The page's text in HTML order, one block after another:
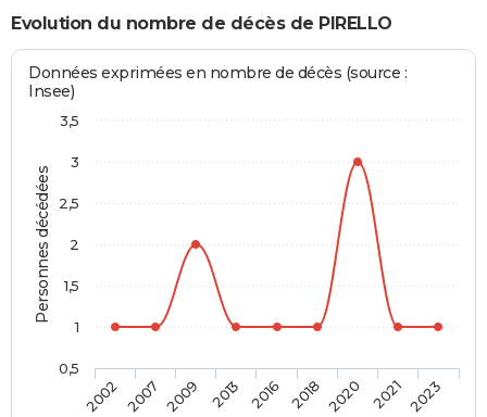
Evolution du nombre de décès de PIRELLO
Personnes décédées
Données exprimées en nombre de décès (source :
Insee)
2002 2007 2009 2013 2016 2018 2020 2021 2023
0,5
1
1,5
2
2,5
3
3,5